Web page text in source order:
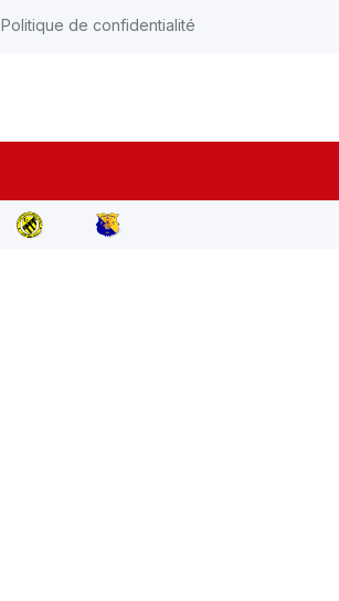
Politique de confidentialité